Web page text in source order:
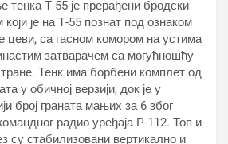
Т-55 је прерађени бродски
је на Т-55 познат под ознаком
цеви, са гасном комором на устима
затварачем са могућношћу
Тенк има борбени комплет од
у обичној верзији, док је у
број граната мањих за 6 због
радио уређаја Р-112. Топ и
су стабилизовани вертикално и